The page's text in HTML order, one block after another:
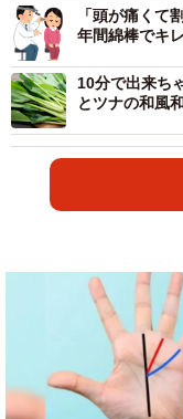
「頭が痛く
年間綿棒でキ
10分で出来ち
とツナの和風